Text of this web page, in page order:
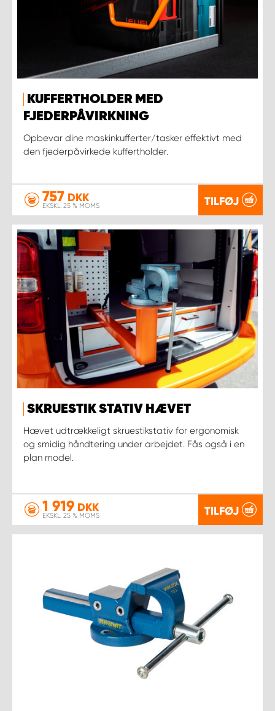
KUFFERTHOLDER MED
FJEDERPÅVIRKNING
Opbevar dine maskinkufferter/tasker effektivt med
den fjederpåvirkede kuffertholder.
757 DKK
EKSKL. 25 % MOMS TILFØJ
SKRUESTIK STATIV HÆVET
Hævet udtrækkeligt skruestikstativ for ergonomisk
og smidig håndtering under arbejdet. Fås også i en
plan model.
1 919 DKK
EKSKL. 25 % MOMS TILFØJ